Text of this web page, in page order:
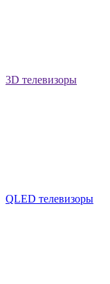
3D телевизоры
QLED телевизоры